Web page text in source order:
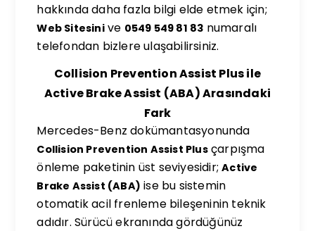
hakkında daha fazla bilgi elde etmek için;
Web Sitesinive 0549 549 81 83 numaralı
telefondan bizlere ulaşabilirsiniz.
Collision Prevention Assist Plus ile
Active Brake Assist (ABA) Arasındaki
Fark
Mercedes-Benz dokümantasyonunda
Collision Prevention Assist Plusçarpışma
önleme paketinin üst seviyesidir;Active
Brake Assist (ABA) ise bu sistemin
otomatik acil frenleme bileşeninin teknik
adıdır. Sürücü ekranında gördüğünüz